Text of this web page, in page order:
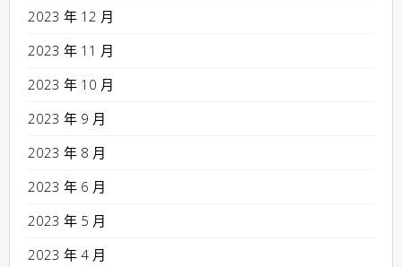
2023 年 12 月
2023 年 11 月
2023 年 10 月
2023 年 9 月
2023 年 8 月
2023 年 6 月
2023 年 5 月
2023 年 4 月